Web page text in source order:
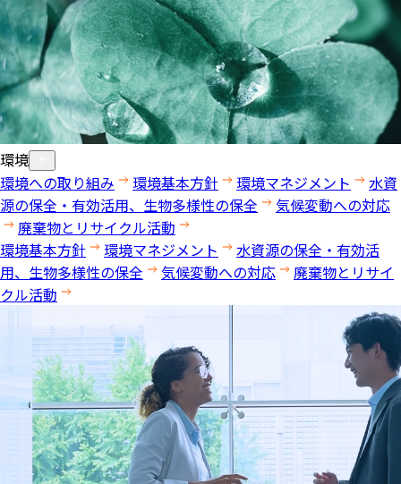
環境
環境への取り組み
環境基本方針 環境マネジメント
水資
源の保全・有効活用、生物多様性の保全
気候変動への対応
廃棄物とリサイクル活動
環境基本方針
環境マネジメント
水資源の保全・有効活
用、生物多様性の保全
気候変動への対応
廃棄物とリサイ
クル活動